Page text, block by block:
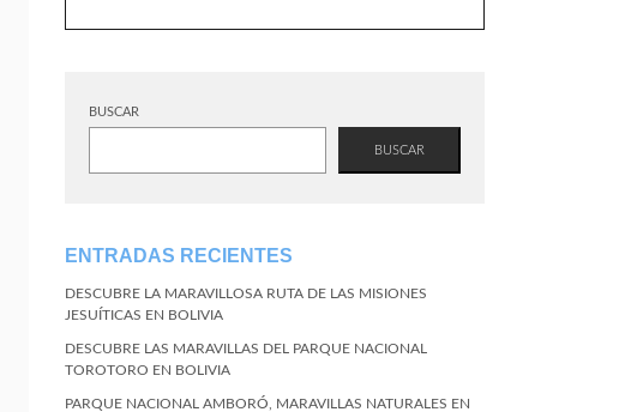
BUSCAR
BUSCAR
ENTRADAS RECIENTES
DESCUBRE LA MARAVILLOSA RUTA DE LAS MISIONES
JESUÍTICAS EN BOLIVIA
DESCUBRE LAS MARAVILLAS DEL PARQUE NACIONAL
TOROTORO EN BOLIVIA
PARQUE NACIONAL AMBORÓ, MARAVILLAS NATURALES EN